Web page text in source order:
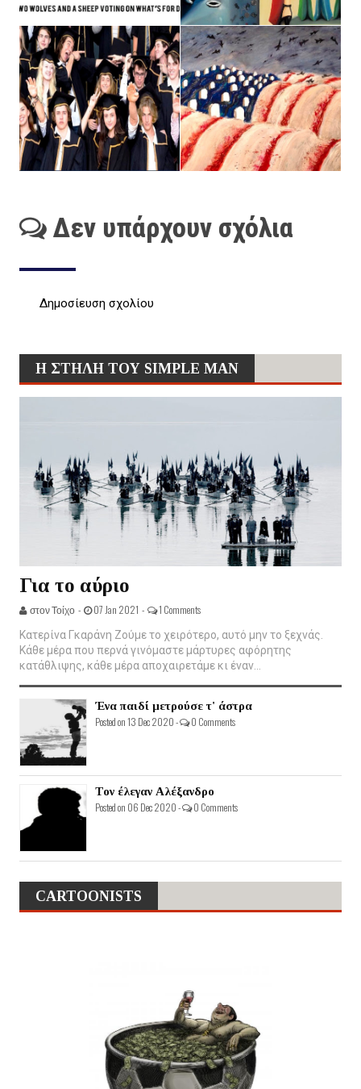
Δεν υπάρχουν σχόλια
Δημοσίευση σχολίου
Η ΣΤΗΛΗ ΤΟΥ SIMPLE MAN
Για το αύριο
στον Τοίχο - 07 Jan 2021 - 1 Comments
Κατερίνα Γκαράνη Ζούμε το χειρότερο, αυτό μην το ξεχνάς.
Κάθε μέρα που περνά γινόμαστε μάρτυρες αφόρητης
κατάθλιψης, κάθε μέρα αποχαιρετάμε κι έναν...
Ένα παιδί μετρούσε τ' άστρα
Posted on 13 Dec 2020 - 0 Comments
Τον έλεγαν Αλέξανδρο
Posted on 06 Dec 2020 - 0 Comments
CARTOONISTS